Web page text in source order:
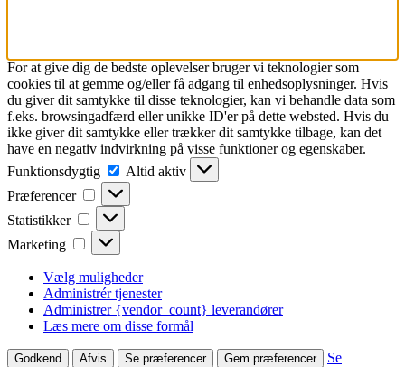
For at give dig de bedste oplevelser bruger vi teknologier som
cookies til at gemme og/eller få adgang til enhedsoplysninger. Hvis
du giver dit samtykke til disse teknologier, kan vi behandle data som
f.eks. browsingadfærd eller unikke ID'er på dette websted. Hvis du
ikke giver dit samtykke eller trækker dit samtykke tilbage, kan det
have en negativ indvirkning på visse funktioner og egenskaber.
Funktionsdygtig
Funktionsdygtig
Altid aktiv
Præferencer
Præferencer
Statistikker Statistikker
Marketing Marketing
Vælg muligheder
Administrér tjenester
Administrer {vendor_count} leverandører
Læs mere om disse formål
Godkend Afvis Se præferencer Gem præferencer
Se